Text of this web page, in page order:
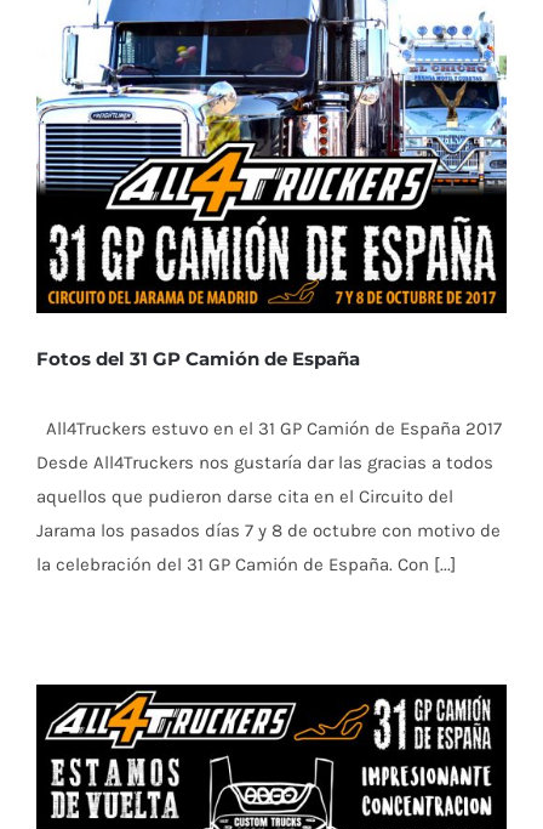
Fotos del 31 GP Camión de España
All4Truckers estuvo en el 31 GP Camión de España 2017
Desde All4Truckers nos gustaría dar las gracias a todos
aquellos que pudieron darse cita en el Circuito del
Jarama los pasados días 7 y 8 de octubre con motivo de
la celebración del 31 GP Camión de España. Con [...]